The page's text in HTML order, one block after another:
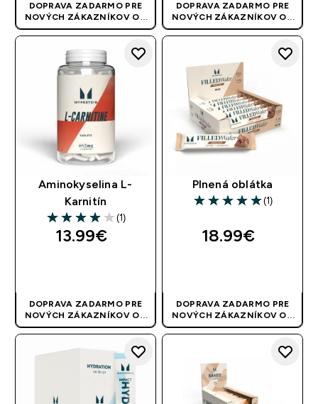
DOPRAVA ZADARMO PRE
NOVÝCH ZÁKAZNÍKOV OD
40 EUR| AKCIA SA APLIKUJE
DOPRAVA ZADARMO PRE
NOVÝCH ZÁKAZNÍKOV OD
40 EUR| AKCIA SA APLIKUJE
Aminokyselina L-
Karnitín
4 out of 5 stars
(1)
13.99€‎
DOPRAVA ZADARMO PRE
NOVÝCH ZÁKAZNÍKOV OD
40 EUR| AKCIA SA APLIKUJE
Plnená oblátka
5 out of 5 stars
(1)
18.99€‎
DOPRAVA ZADARMO PRE
NOVÝCH ZÁKAZNÍKOV OD
40 EUR| AKCIA SA APLIKUJE